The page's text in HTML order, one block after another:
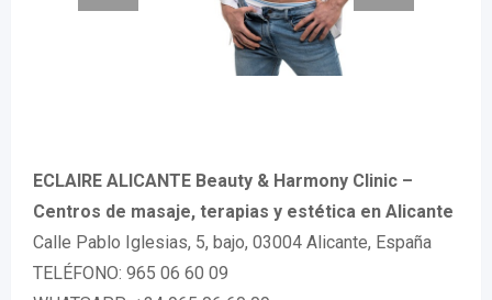
ECLAIRE ALICANTE Beauty & Harmony Clinic –
Centros de masaje, terapias y estética en Alicante
Calle Pablo Iglesias, 5, bajo, 03004 Alicante, España
TELÉFONO: 965 06 60 09